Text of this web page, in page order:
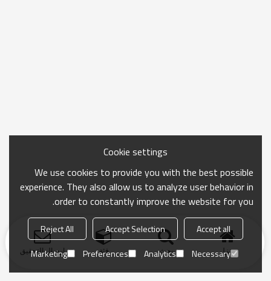
منزل بحث فئة ارسال التحقيق
Cookie settings
We use cookies to provide you with the best possible
experience. They also allow us to analyze user behavior in
order to constantly improve the website for you.
Accept all
Accept Selection
Reject All
Necessary
Analytics
Preferences
Marketing